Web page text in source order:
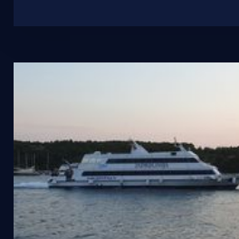
Dubrovnika. U tekstu